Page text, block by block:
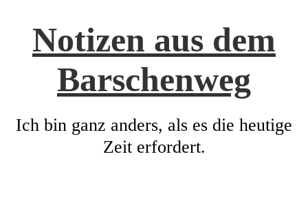
Notizen aus dem
Barschenweg
Ich bin ganz anders, als es die heutige
Zeit erfordert.